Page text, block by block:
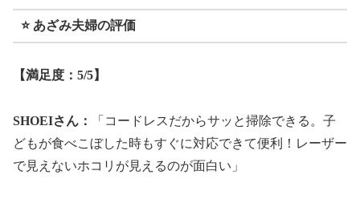
⭐ あざみ夫婦の評価
【満足度：5/5】
SHOEIさん：
「コードレスだからサッと掃除できる。子
どもが食べこぼした時もすぐに対応できて便利！レーザー
で見えないホコリが見えるのが面白い」